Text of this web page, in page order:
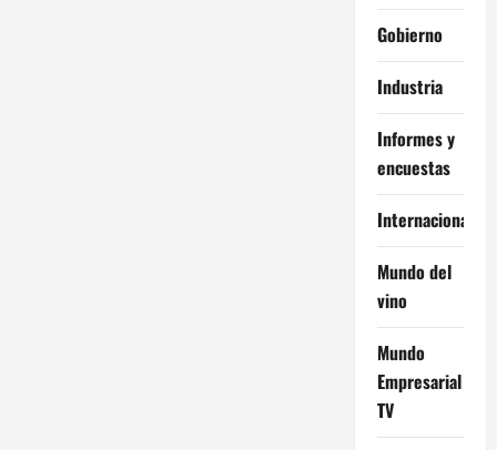
Gobierno
Industria
Informes y
encuestas
Internacional
Mundo del
vino
Mundo
Empresarial
TV